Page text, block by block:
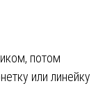
потом
или линейку